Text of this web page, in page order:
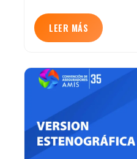
LEER MÁS